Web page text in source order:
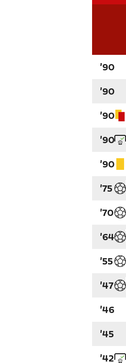
'90
'90
'90
'90
'90
'75
'70
'64
'55
'47
'46
'45
'42